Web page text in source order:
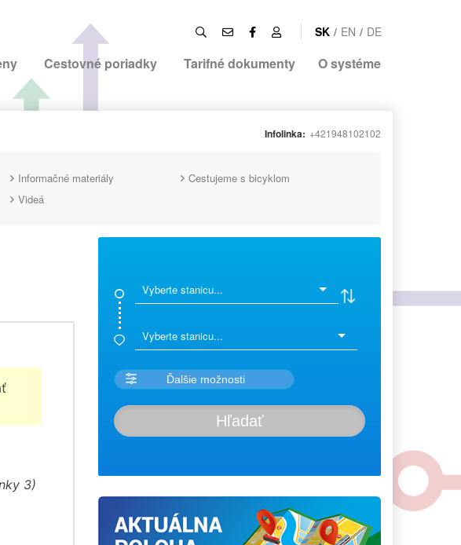
SK / EN / DE
Cestovné poriadky Tarifné dokumenty O systéme
Infolinka: +421948102102
Informačné materiály
Cestujeme s bicyklom
Videá
3)